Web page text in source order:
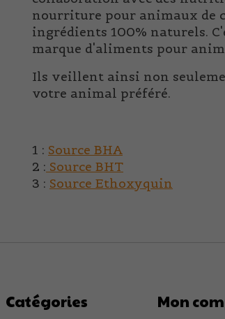
nourriture pour animaux de
ingrédients 100% naturels.
marque d'aliments pour
Ils veillent ainsi non
votre animal préféré.
1 : Source BHA
2 : Source BHT
3 : Source Ethoxyquin
Catégories Mon